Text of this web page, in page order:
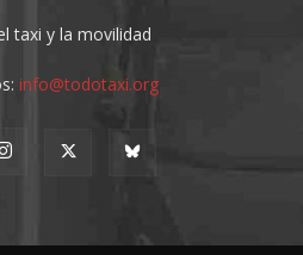
taxi y la movilidad
info@todotaxi.org